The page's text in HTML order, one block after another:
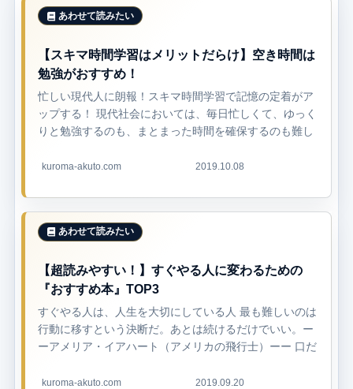
【スキマ時間学習はメリットだらけ】空き時間は
勉強がおすすめ！
忙しい現代人に朗報！スキマ時間学習で記憶の定着がア
ップする！ 現代社会においては、毎日忙しくて、ゆっく
りと勉強するのも、まとまった時間を確保するのも難し
労働者16万8.873件の...
kuroma-akuto.com 2019.10.08
【超読みやすい！】すぐやる人に変わるための
『おすすめ本』TOP3
すぐやる人は、人生を大切にしている人 最も難しいのは
行動に移すという決断だ。あとは続けるだけでいい。ー
ーアメリア・イアハート（アメリカの飛行士）ーー 口だ
がらない いつ...
kuroma-akuto.com 2019.09.20